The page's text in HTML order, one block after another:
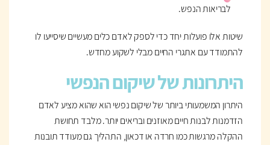
לבריאות הנפש.
שיטות אלו פועלות יחד כדי לספק לאדם כלים מעשיים שיסייעו לו
להתמודד עם אתגרי החיים מבלי לשקוע מחדש.
היתרונות של שיקום הנפשי
היתרון המשמעותי ביותר של שיקום נפשי הוא שהוא מציע לאדם
הזדמנות לבנות חיים מאוזנים ובריאים יותר. מלבד תחושת
ההקלה מרגשות כמו חרדה או דכאון, התהליך גם מעודד תובנות